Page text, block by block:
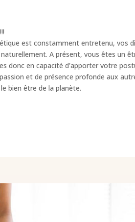
est constamment entretenu, vos
A présent, vous êtes un
donc en capacité d'apporter votre
et de présence profonde aux
bien être de la planète.